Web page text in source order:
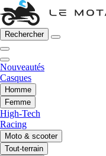
Rechercher
Nouveautés
Casques
Homme
Femme
High-Tech
Racing
Moto & scooter
Tout-terrain